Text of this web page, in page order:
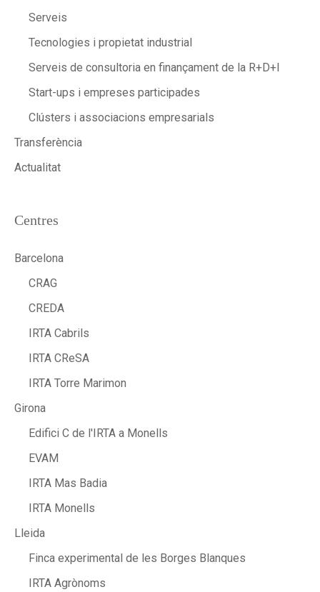
Serveis
Tecnologies i propietat industrial
Serveis de consultoria en finançament de la R+D+I
Start-ups i empreses participades
Clústers i associacions empresarials
Transferència
Actualitat
Centres
Barcelona
CRAG
CREDA
IRTA Cabrils
IRTA CReSA
IRTA Torre Marimon
Girona
Edifici C de l'IRTA a Monells
EVAM
IRTA Mas Badia
IRTA Monells
Lleida
Finca experimental de les Borges Blanques
IRTA Agrònoms